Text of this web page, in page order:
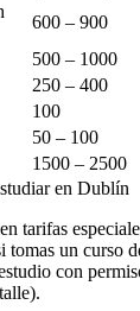
600 – 900
500 – 1000
250 – 400
100
50 – 100
1500 – 2500
en Dublín
tarifas
tomas un curso
con